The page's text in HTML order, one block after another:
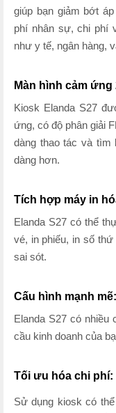
giúp bạn giảm bớt
phí nhân sự, chi phí
như y tế, ngân hàng,
Màn hình cảm ứng
Kiosk Elanda S27
ứng, có độ phân giải
dàng thao tác và tìm
dàng hơn.
Tích hợp máy in
Elanda S27 có thể
vé, in phiếu, in số
sai sót.
Cấu hình mạnh mẽ:
Elanda S27 có nhiều
cầu kinh doanh của
Tối ưu hóa chi phí:
Sử dụng kiosk có